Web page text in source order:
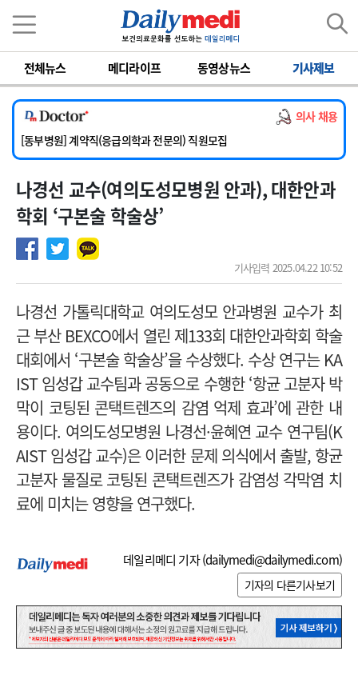
전체뉴스 메디라이프 동영상뉴스 기사제보
의사 채용
[서울아산병원] 2026년 하반기 인턴 모집
[영남대학교의료원] 마취통증의학과 임기제 임상의사 채용
[충남대학교병원] 소아청소년과(소아응급전담) 계약직 의사 공개채용
[동부병원] 계약직(응급의학과 전문의) 직원모집
[이대목동병원] 하반기 전공의(레지던트1년차) 모집
[서울아산병원] 2026년 하반기 인턴 모집
[영남대학교의료원] 마취통증의학과 임기제 임상의사 채용
나경선 교수(여의도성모병원 안과), 대한안과
학회 ‘구본술 학술상’
기사입력 2025.04.22 10:52
나경선 가톨릭대학교 여의도성모 안과병원 교수가 최
근 부산 BEXCO에서 열린 제133회 대한안과학회 학술
대회에서 ‘구본술 학술상’을 수상했다. 수상 연구는 KA
IST 임성갑 교수팀과 공동으로 수행한 ‘항균 고분자 박
막이 코팅된 콘택트렌즈의 감염 억제 효과’에 관한 내
용이다. 여의도성모병원 나경선·윤혜연 교수 연구팀(K
AIST 임성갑 교수)은 이러한 문제 의식에서 출발, 항균
고분자 물질로 코팅된 콘택트렌즈가 감염성 각막염 치
료에 미치는 영향을 연구했다.
데일리메디 기자 (dailymedi@dailymedi.com)
기자의 다른기사보기